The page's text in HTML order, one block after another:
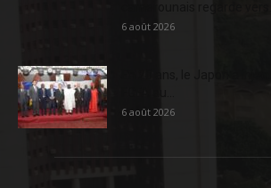
6 août 2026
6 août 2026